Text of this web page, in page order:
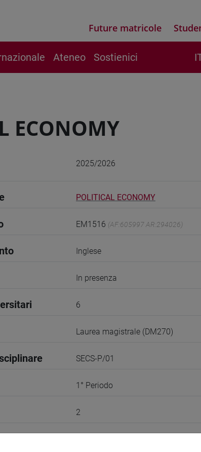
Future matricole
Ateneo Sostienici
ECONOMY
2025/2026
POLITICAL ECONOMY
EM1516 (AF:605997 AR:294026)
Inglese
In presenza
6
Laurea magistrale (DM270)
SECS-P/01
1° Periodo
2